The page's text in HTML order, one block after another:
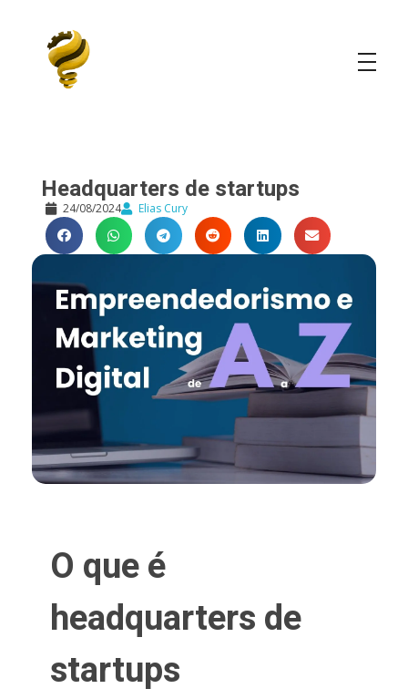
Headquarters de startups
24/08/2024 Elias Cury
O que é
headquarters de
startups